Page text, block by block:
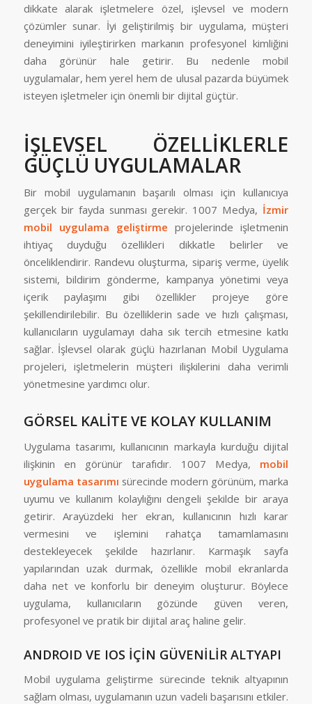
dikkate alarak işletmelere özel, işlevsel ve modern
çözümler sunar. İyi geliştirilmiş bir uygulama, müşteri
deneyimini iyileştirirken markanın profesyonel kimliğini
daha görünür hale getirir. Bu nedenle mobil
uygulamalar, hem yerel hem de ulusal pazarda büyümek
isteyen işletmeler için önemli bir dijital güçtür.
İŞLEVSEL ÖZELLİKLERLE
GÜÇLÜ UYGULAMALAR
Bir mobil uygulamanın başarılı olması için kullanıcıya
gerçek bir fayda sunması gerekir. 1007 Medya, İzmir
mobil uygulama geliştirme projelerinde işletmenin
ihtiyaç duyduğu özellikleri dikkatle belirler ve
önceliklendirir. Randevu oluşturma, sipariş verme, üyelik
sistemi, bildirim gönderme, kampanya yönetimi veya
içerik paylaşımı gibi özellikler projeye göre
şekillendirilebilir. Bu özelliklerin sade ve hızlı çalışması,
kullanıcıların uygulamayı daha sık tercih etmesine katkı
sağlar. İşlevsel olarak güçlü hazırlanan Mobil Uygulama
projeleri, işletmelerin müşteri ilişkilerini daha verimli
yönetmesine yardımcı olur.
GÖRSEL KALİTE VE KOLAY KULLANIM
Uygulama tasarımı, kullanıcının markayla kurduğu dijital
ilişkinin en görünür tarafıdır. 1007 Medya, mobil
uygulama tasarımı sürecinde modern görünüm, marka
uyumu ve kullanım kolaylığını dengeli şekilde bir araya
getirir. Arayüzdeki her ekran, kullanıcının hızlı karar
vermesini ve işlemini rahatça tamamlamasını
destekleyecek şekilde hazırlanır. Karmaşık sayfa
yapılarından uzak durmak, özellikle mobil ekranlarda
daha net ve konforlu bir deneyim oluşturur. Böylece
uygulama, kullanıcıların gözünde güven veren,
profesyonel ve pratik bir dijital araç haline gelir.
ANDROID VE IOS İÇİN GÜVENİLİR ALTYAPI
Mobil uygulama geliştirme sürecinde teknik altyapının
sağlam olması, uygulamanın uzun vadeli başarısını etkiler.